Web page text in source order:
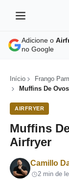
Adicione o
no Google
Início Frango
Muffins De
AIRFRYER
Muffins
Airfryer
Por
Camillo
2 min de